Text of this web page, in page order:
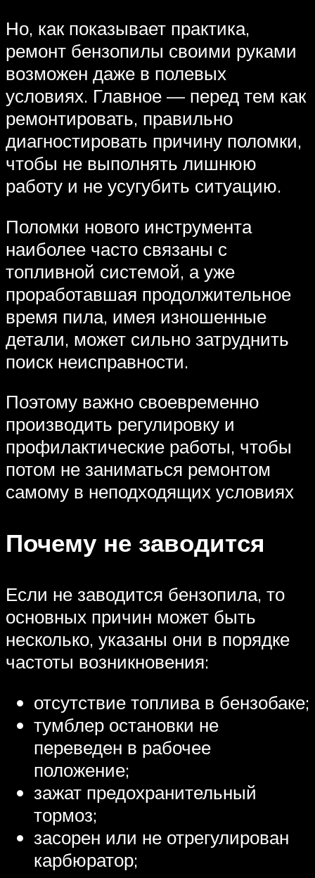
Но, как показывает практика,
ремонт бензопилы своими руками
возможен даже в полевых
условиях. Главное — перед тем как
ремонтировать, правильно
диагностировать причину поломки,
чтобы не выполнять лишнюю
работу и не усугубить ситуацию.
Поломки нового инструмента
наиболее часто связаны с
топливной системой, а уже
проработавшая продолжительное
время пила, имея изношенные
детали, может сильно затруднить
поиск неисправности.
Поэтому важно своевременно
производить регулировку и
профилактические работы, чтобы
потом не заниматься ремонтом
самому в неподходящих условиях
Почему не заводится
Если не заводится бензопила, то
основных причин может быть
несколько, указаны они в порядке
частоты возникновения:
отсутствие топлива в бензобаке;
тумблер остановки не
переведен в рабочее
положение;
зажат предохранительный
тормоз;
засорен или не отрегулирован
карбюратор;